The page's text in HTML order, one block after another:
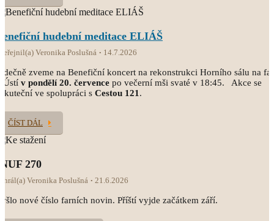
hudební meditace ELIÁŠ
Veronika Poslušná 14.7.2026
zveme na Benefiční koncert na rekonstrukci Horního sálu na
Ústí v pondělí 20. července po večerní mši svaté v 18:45. Akce se
ve spolupráci s Cestou 121 .
ČÍST DÁL
270
Veronika Poslušná 21.6.2026
nové číslo farních novin. Příští vyjde začátkem září.